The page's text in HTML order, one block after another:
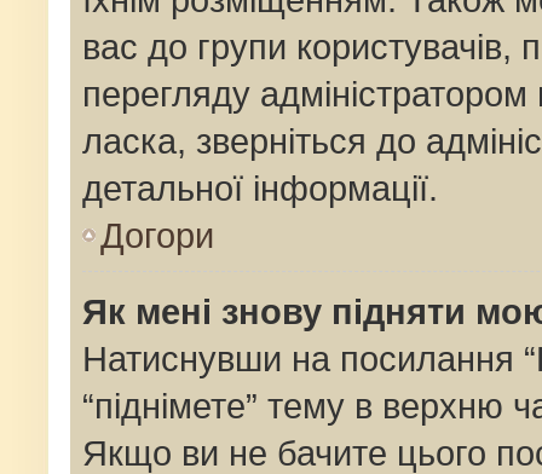
вас до групи
перегляду
ласка, зверніться до
детальної інформації.
Догори
Як мені знову підняти
Натиснувши на посилання
“піднімете” тему в верхню
Якщо ви не бачите цього